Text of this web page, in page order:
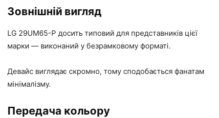
Зовнішній вигляд
LG 29UM65-P досить типовий для представників цієї
марки — виконаний у безрамковому форматі.
Девайс виглядає скромно, тому сподобається фанатам
мінімалізму.
Передача кольору